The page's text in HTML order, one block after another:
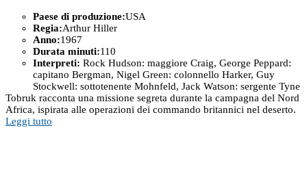
Paese di produzione:USA
Regia:Arthur Hiller
Anno:1967
Durata minuti:110
Interpreti: Rock Hudson: maggiore Craig, George Peppard:
capitano Bergman, Nigel Green: colonnello Harker, Guy
Stockwell: sottotenente Mohnfeld, Jack Watson: sergente Tyne
Tobruk racconta una missione segreta durante la campagna del Nord
Africa, ispirata alle operazioni dei commando britannici nel deserto.
Leggi tutto